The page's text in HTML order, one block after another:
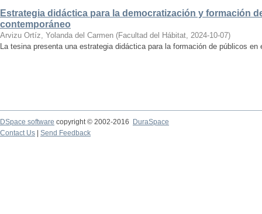
Estrategia didáctica para la democratización y formación
contemporáneo
Arvizu Ortíz, Yolanda del Carmen (Facultad del Hábitat, 2024-10-07)
La tesina presenta una estrategia didáctica para la formación de públicos en
DSpace software copyright © 2002-2016
DuraSpace
Contact Us
Send Feedback